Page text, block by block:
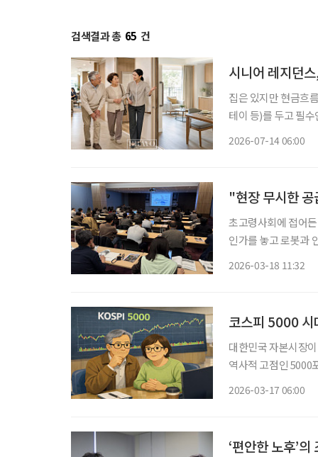
검색결과 총 65 건
시니어 레지던
집은 있지만 현금흐
테이 등)를 두고 필
2026-07-14 06:00
"현장 무시한
초고령사회에 접어
인가를 놓고 로봇과
2026-03-18 11:32
코스피 5000 시
대한민국 자본시장
역사적 고점인 5000
2026-03-17 06:00
‘편안한 노후’